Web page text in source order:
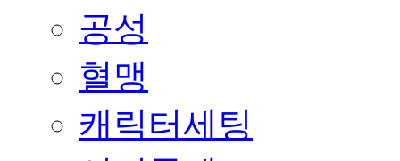
공성
혈맹
캐릭터세팅